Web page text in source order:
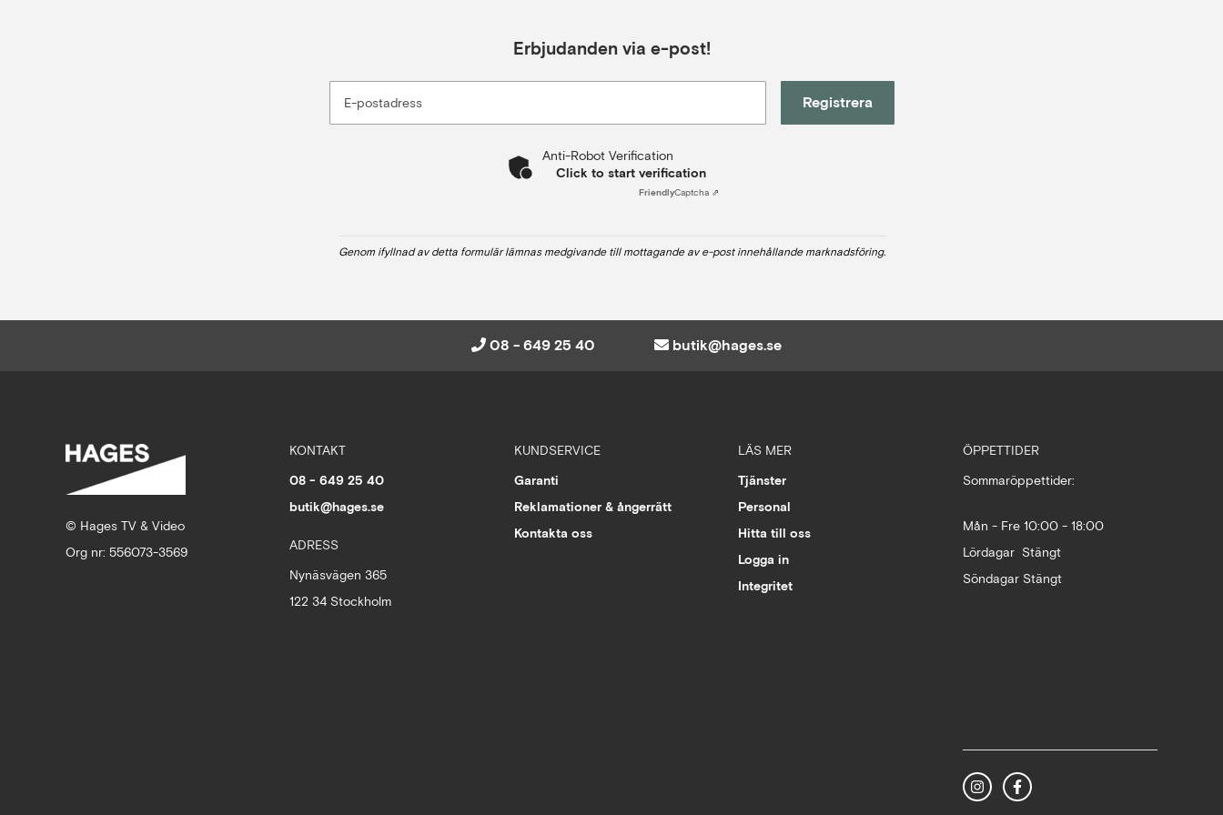
Erbjudanden via e-post!
E-postadress Registrera
Anti-Robot Verification
Click to start verification
FriendlyCaptcha ⇗
Genom ifyllnad av detta formulär lämnas medgivande till mottagande av e-post innehållande marknadsföring.
08 - 649 25 40 butik@hages.se
© Hages TV & Video
Org nr: 556073-3569
KONTAKT
08 - 649 25 40
butik@hages.se
ADRESS
Nynäsvägen 365
122 34 Stockholm
KUNDSERVICE
Garanti
Reklamationer & ångerrätt
Kontakta oss
LÄS MER
Tjänster
Personal
Hitta till oss
Logga in
Integritet
ÖPPETTIDER
Sommaröppettider:
Mån - Fre 10:00 - 18:00
Lördagar Stängt
Söndagar Stängt